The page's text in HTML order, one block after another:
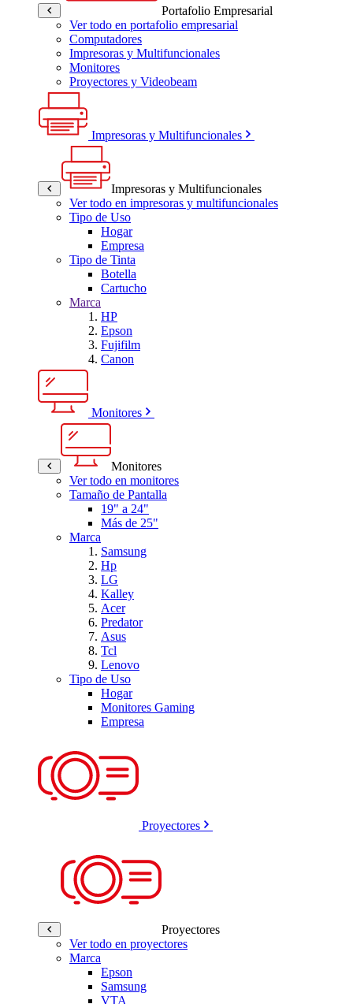
Portafolio Empresarial
Ver todo en portafolio empresarial
Computadores
Impresoras y Multifuncionales
Monitores
Proyectores y Videobeam
Impresoras y Multifuncionales
Impresoras y Multifuncionales
Ver todo en impresoras y multifuncionales
Tipo de Uso
Hogar
Empresa
Tipo de Tinta
Botella
Cartucho
Marca
HP
Epson
Fujifilm
Canon
Monitores
Monitores
Ver todo en monitores
Tamaño de Pantalla
19" a 24"
Más de 25"
Marca
Samsung
Hp
LG
Kalley
Acer
Predator
Asus
Tcl
Lenovo
Tipo de Uso
Hogar
Monitores Gaming
Empresa
Proyectores
Proyectores
Ver todo en proyectores
Marca
Epson
Samsung
VTA